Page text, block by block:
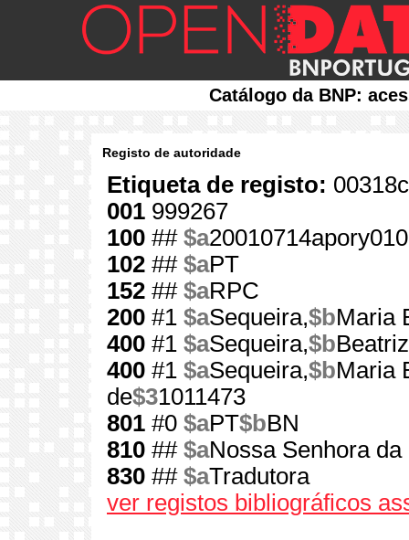
Catálogo da BNP:
Registo de autoridade
Etiqueta de registo:
001 999267
100 ## $a
102 ## $aPT
152 ## $aRPC
200 #1 $aSequeira,$bMaria
400 #1 $aSequeira,$bBeatriz
400 #1 $aSequeira,$bMaria
de$31011473
801 #0 $aPT$bBN
810 ## $aNossa Senhora da
830 ## $aTradutora
ver registos bibliográficos